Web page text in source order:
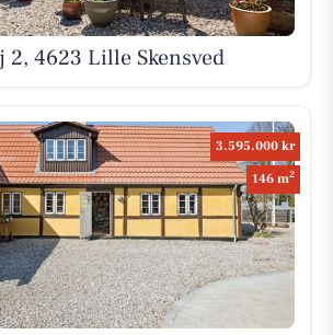
2, 4623 Lille Skensved
3.595.000 kr
146 m2